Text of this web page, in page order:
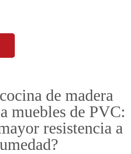
de madera
muebles de PVC:
resistencia a